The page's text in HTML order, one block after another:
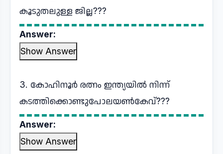
കൂടുതലുള്ള ജില്ല???
Answer:
Show Answer
3. കോഹിനൂർ രത്നം ഇന്ത്യയിൽ നിന്ന്
കടത്തിക്കൊണ്ടുപോലയൺകേവ്???
Answer:
Show Answer